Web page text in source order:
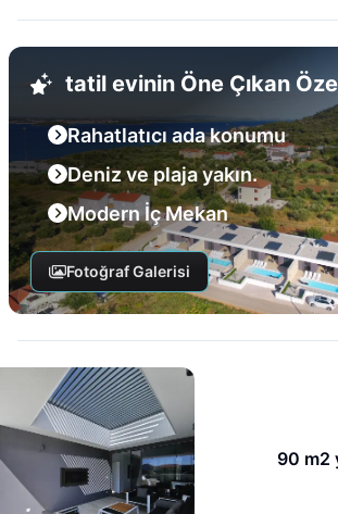
tatil evinin Öne Çıkan
Rahatlatıcı ada konumu
Deniz ve plaja yakın.
Modern İç Mekan
Fotoğraf Galerisi
90 m2